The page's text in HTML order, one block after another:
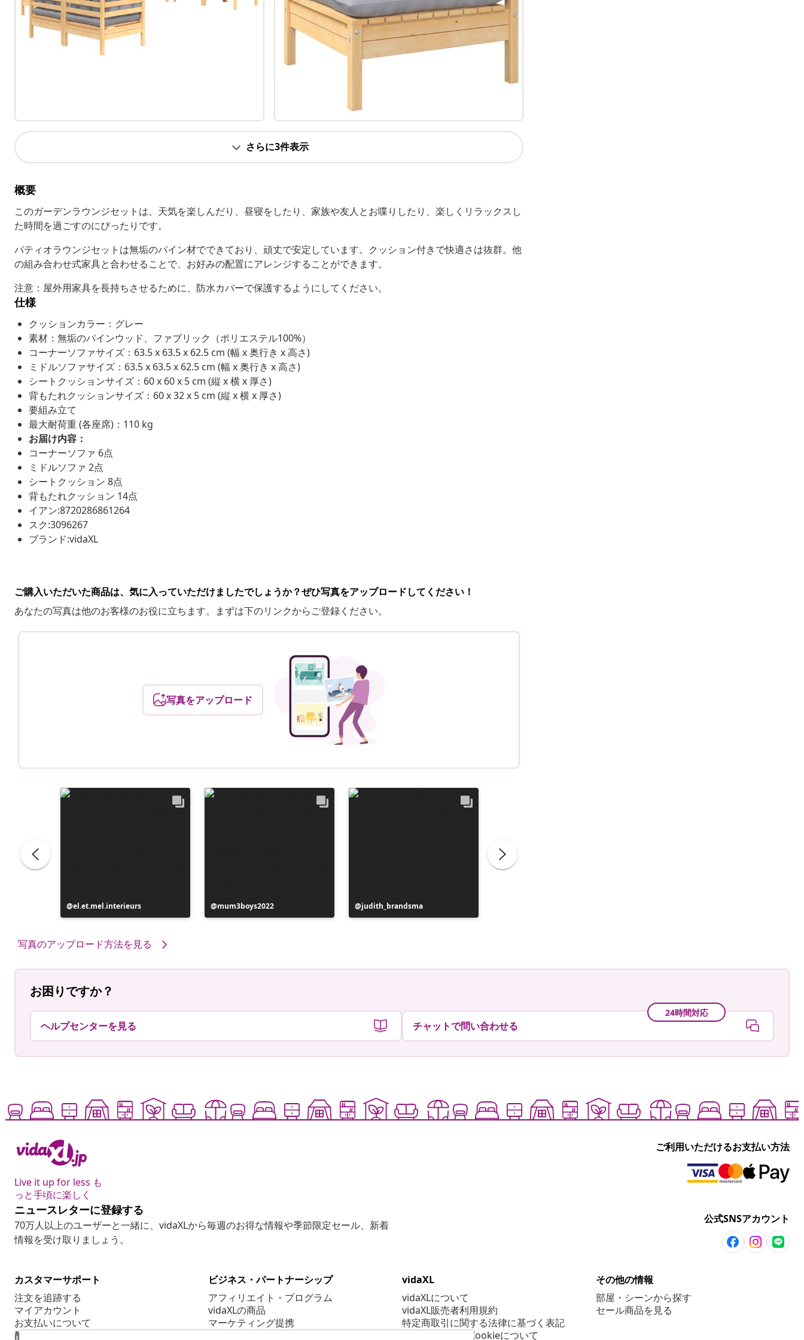
さらに3件表示
概要
このガーデンラウンジセットは、天気を楽しんだり、昼寝をしたり、家族や友人とお喋りしたり、楽しくリラックスし
た時間を過ごすのにぴったりです。
パティオラウンジセットは無垢のパイン材でできており、頑丈で安定しています。クッション付きで快適さは抜群。他
の組み合わせ式家具と合わせることで、お好みの配置にアレンジすることができます。
注意：屋外用家具を長持ちさせるために、防水カバーで保護するようにしてください。
仕様
クッションカラー：グレー
素材：無垢のパインウッド、ファブリック（ポリエステル100%）
コーナーソファサイズ：63.5 x 63.5 x 62.5 cm (幅 x 奥行き x 高さ)
ミドルソファサイズ：63.5 x 63.5 x 62.5 cm (幅 x 奥行き x 高さ)
シートクッションサイズ：60 x 60 x 5 cm (縦 x 横 x 厚さ)
背もたれクッションサイズ：60 x 32 x 5 cm (縦 x 横 x 厚さ)
要組み立て
最大耐荷重 (各座席)：110 kg
お届け内容：
コーナーソファ 6点
ミドルソファ 2点
シートクッション 8点
背もたれクッション 14点
イアン:8720286861264
スク:3096267
ブランド:vidaXL
ご購入いただいた商品は、気に入っていただけましたでしょうか？ぜひ写真をアップロードしてください！
あなたの写真は他のお客様のお役に立ちます。まずは下のリンクからご登録ください。
写真をアップロード
投
稿
el.et.mel.interieurs
投
稿
mum3boys2022
投
稿
judith_brandsma
写真のアップロード方法を見る
お困りですか？
ヘルプセンターを見る
24時間対応
チャットで問い合わせる
Live it up for less も
っと手頃に楽しく
ご利用いただけるお支払い方法
ニュースレターに登録する
70万人以上のユーザーと一緒に、vidaXLから毎週のお得な情報や季節限定セール、新着
情報を受け取りましょう。
公式SNSアカウント
カスタマーサポート
注文を追跡する
マイアカウント
お支払いについて
配送について
ビジネス・パートナーシップ
アフィリエイト・プログラム
vidaXLの商品
マーケティング提携
vidaXL
vidaXLについて
vidaXL販売者利用規約
特定商取引に関する法律に基づく表記
プライバシー＆Cookieについて
その他の情報
部屋・シーンから探す
セール商品を見る